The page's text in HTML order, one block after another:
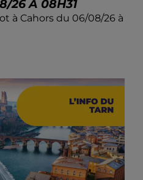
26 À 08H31
à Cahors du 06/08/26 à